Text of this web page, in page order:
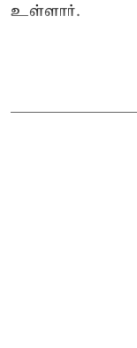
உள்ளார்.